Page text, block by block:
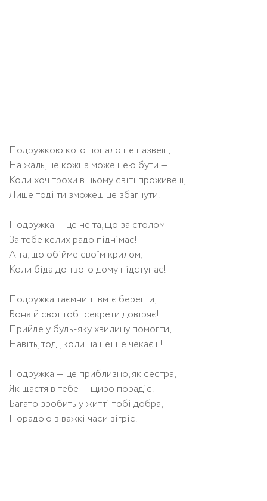
Подружкою кого попало не назвеш,
На жаль, не кожна може нею бути —
Коли хоч трохи в цьому світі проживеш,
Лише тоді ти зможеш це збагнути.
Подружка — це не та, що за столом
За тебе келих радо піднімає!
А та, що обійме своїм крилом,
Коли біда до твого дому підступає!
Подружка таємниці вміє берегти,
Вона й свої тобі секрети довіряє!
Прийде у будь-яку хвилину помогти,
Навіть, тоді, коли на неї не чекаєш!
Подружка — це приблизно, як сестра,
Як щастя в тебе — щиро порадіє!
Багато зробить у житті тобі добра,
Порадою в важкі часи зігріє!